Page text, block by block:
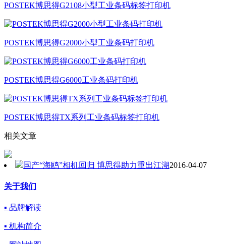
POSTEK博思得G2108小型工业条码标签打印机
POSTEK博思得G2000小型工业条码打印机
POSTEK博思得G6000工业条码打印机
POSTEK博思得TX系列工业条码标签打印机
相关文章
国产“海鸥”相机回归 博思得助力重出江湖2016-04-07
关于我们
▪ 品牌解读
▪ 机构简介